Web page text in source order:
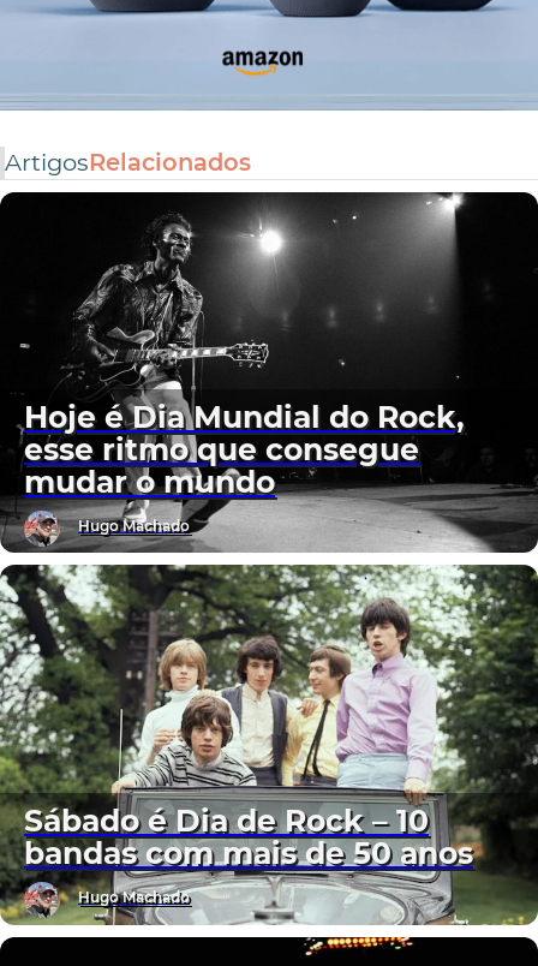
ArtigosRelacionados
Hoje é Dia Mundial do Rock,
esse ritmo que consegue
mudar o mundo
Hugo Machado
Sábado é Dia de Rock – 10
bandas com mais de 50 anos
Hugo Machado